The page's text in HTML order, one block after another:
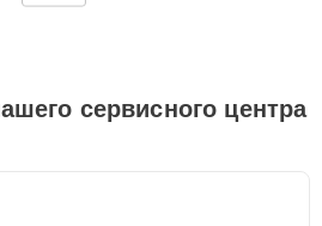
сервисного центра